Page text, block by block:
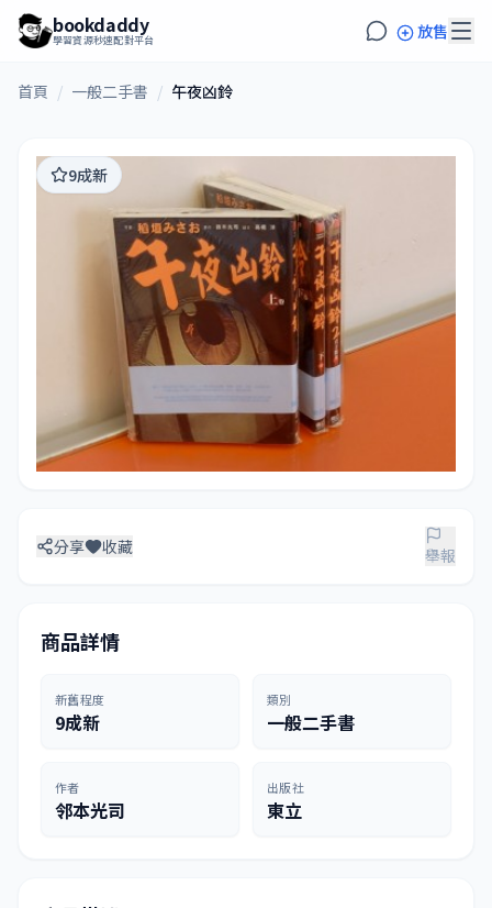
bookdaddy
學習資源秒速配對平台 放售
首頁 / 一般二手書 / 午夜凶鈴
9成新
分享 收藏 舉報
商品詳情
新舊程度
9成新
類別
一般二手書
作者
邻本光司
出版社
東立